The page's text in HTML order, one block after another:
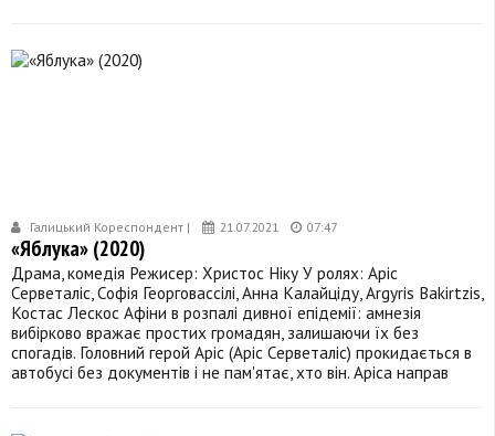
Галицький Кореспондент | 21.07.2021 07:47
«Яблука» (2020)
Драма, комедія Режисер: Христос Ніку У ролях: Аріс
Серветаліс, Софія Георговассілі, Анна Калайціду, Argyris Bakirtzis,
Костас Лескос Афіни в розпалі дивної епідемії: амнезія
вибірково вражає простих громадян, залишаючи їх без
спогадів. Головний герой Аріс (Аріс Серветаліс) прокидається в
автобусі без документів і не пам'ятає, хто він. Аріса направ